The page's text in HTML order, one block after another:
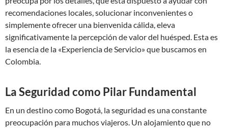
recomendaciones locales, solucionar inconvenientes o
simplemente ofrecer una bienvenida cálida, eleva
significativamente la percepción de valor del huésped. Esta es
la esencia de la «Experiencia de Servicio» que buscamos en
Colombia.
La Seguridad como Pilar Fundamental
En un destino como Bogotá, la seguridad es una constante
preocupación para muchos viajeros. Un alojamiento que no